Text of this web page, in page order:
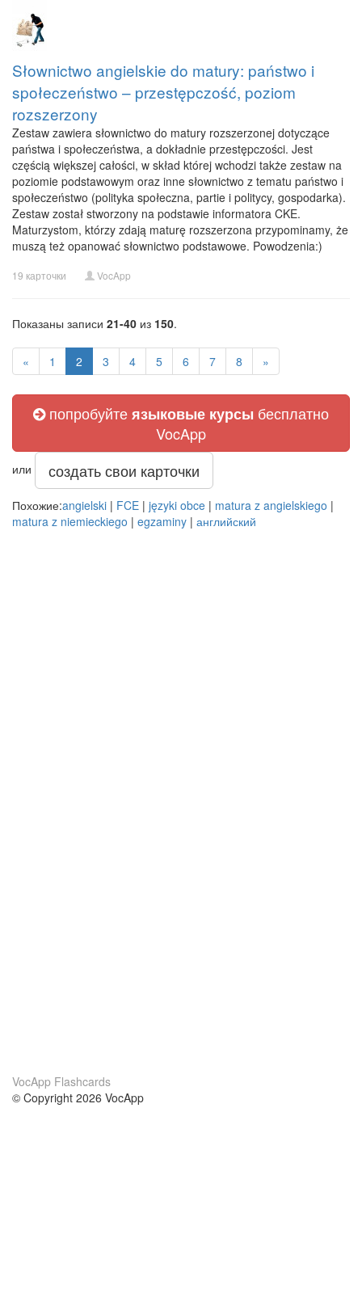
Słownictwo angielskie do matury: państwo i
społeczeństwo – przestępczość, poziom
rozszerzony
Zestaw zawiera słownictwo do matury rozszerzonej dotyczące
państwa i społeczeństwa, a dokładnie przestępczości. Jest
częścią większej całości, w skład której wchodzi także zestaw na
poziomie podstawowym oraz inne słownictwo z tematu państwo i
społeczeństwo (polityka społeczna, partie i politycy, gospodarka).
Zestaw został stworzony na podstawie informatora CKE.
Maturzystom, którzy zdają maturę rozszerzona przypominamy, że
muszą też opanować słownictwo podstawowe. Powodzenia:)
19 карточки VocApp
Показаны записи 21-40 из 150.
« 1 2 3 4 5 6 7 8 »
попробуйтеязыковые курсы бесплатно
VocApp
или создать свои карточки
Похожие:angielski | FCE | języki obce | matura z angielskiego |
matura z niemieckiego | egzaminy | английский
VocApp Flashcards
© Copyright 2026 VocApp